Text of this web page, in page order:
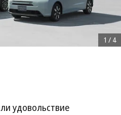
1 / 4
удовольствие